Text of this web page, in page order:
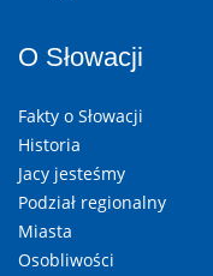
O Słowacji
Fakty o Słowacji
Historia
Jacy jesteśmy
Podział regionalny
Miasta
Osobliwości